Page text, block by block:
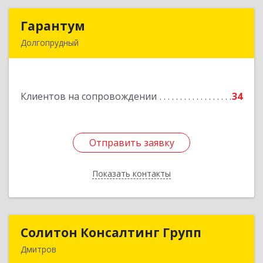
Гарантум
Долгопрудный
Клиентов на сопровождении 34
Отправить заявку
Показать контакты
Подробнее
Отправить заявку
Назад
Солитон Консалтинг Групп
Дмитров
Солитон Консалтинг Групп